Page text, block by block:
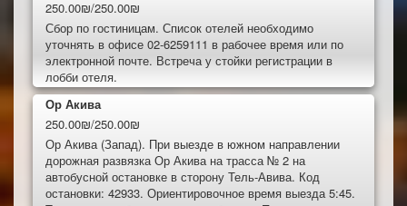
250.00₪/250.00₪
Сбор по гостиницам. Список отелей необходимо
уточнять в офисе 02-6259111 в рабочее время или по
электронной почте. Встреча у стойки регистрации в
лобби отеля.
Ор Акива
250.00₪/250.00₪
Ор Акива (Запад). При выезде в южном направлении
дорожная развязка Ор Акива на трасса № 2 на
автобусной остановке в сторону Тель-Авива. Код
остановки: 42933. Ориентировочное время выезда 5:45.